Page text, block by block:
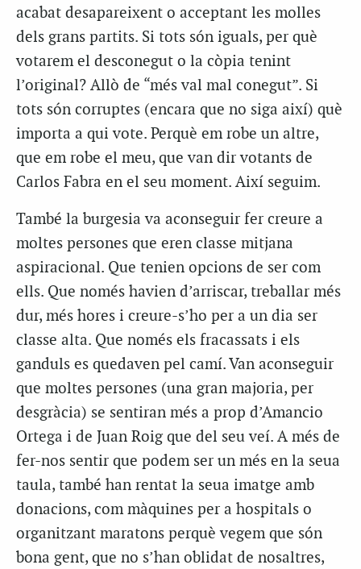
acabat desapareixent o acceptant les molles
dels grans partits. Si tots són iguals, per què
votarem el desconegut o la còpia tenint
l’original? Allò de “més val mal conegut”. Si
tots són corruptes (encara que no siga així) què
importa a qui vote. Perquè em robe un altre,
que em robe el meu, que van dir votants de
Carlos Fabra en el seu moment. Així seguim.
També la burgesia va aconseguir fer creure a
moltes persones que eren classe mitjana
aspiracional. Que tenien opcions de ser com
ells. Que només havien d’arriscar, treballar més
dur, més hores i creure-s’ho per a un dia ser
classe alta. Que només els fracassats i els
ganduls es quedaven pel camí. Van aconseguir
que moltes persones (una gran majoria, per
desgràcia) se sentiran més a prop d’Amancio
Ortega i de Juan Roig que del seu veí. A més de
fer-nos sentir que podem ser un més en la seua
taula, també han rentat la seua imatge amb
donacions, com màquines per a hospitals o
organitzant maratons perquè vegem que són
bona gent, que no s’han oblidat de nosaltres,